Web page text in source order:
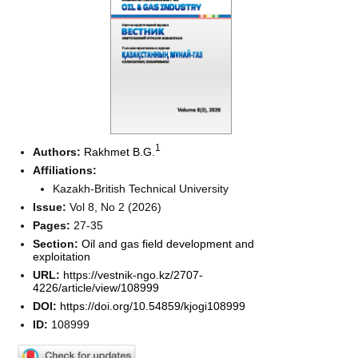
Authors: Rakhmet B.G. 1
Affiliations:
Kazakh-British Technical University
Issue:Vol 8, No 2 (2026)
Pages: 27-35
Section:Oil and gas field development and
exploitation
URL: https://vestnik-ngo.kz/2707-
4226/article/view/108999
DOI: https://doi.org/10.54859/kjogi108999
ID: 108999